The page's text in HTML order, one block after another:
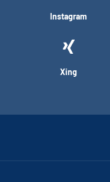
Instagram
Xing